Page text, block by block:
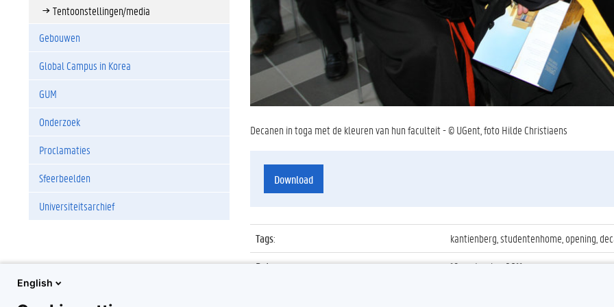
Tentoonstellingen/media
Gebouwen
Global Campus in Korea
GUM
Onderzoek
Proclamaties
Sfeerbeelden
Universiteitsarchief
Decanen in toga met de kleuren van hun faculteit - © UGent, foto Hilde Christiaens
Download
Tags:
kantienberg, studentenhome, opening,
Datum:
19 september 2011
English